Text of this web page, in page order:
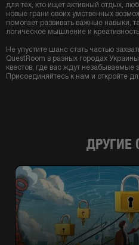
для тех, кто ищет активный отдых,
новые грани своих умственных
помогает развивать важные навыки,
логическое мышление и креативность.
Не упустите шанс стать частью
QuestRoom в разных городах
квестов, где вас ждут незабываемые
Присоединяйтесь к нам и откройте
ДРУГИЕ